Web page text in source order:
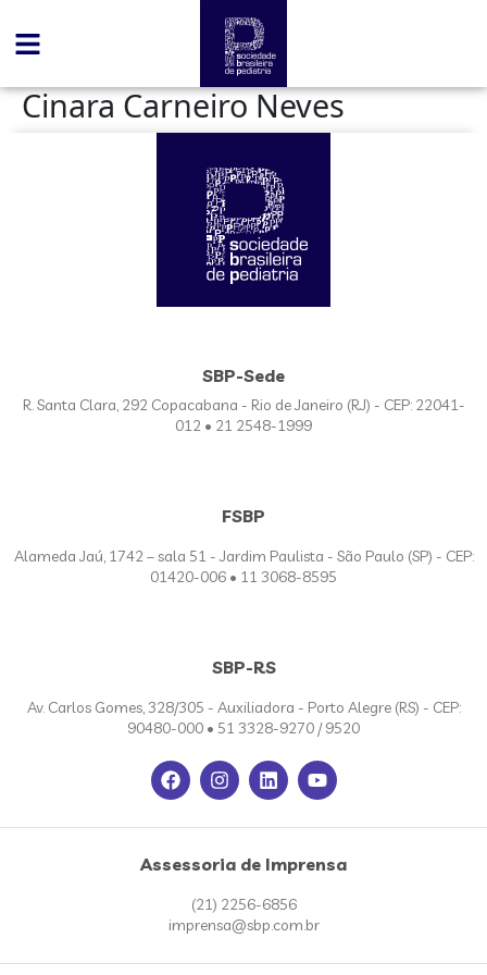
Cinara Carneiro Neves
SBP-Sede
R. Santa Clara, 292 Copacabana - Rio de Janeiro (RJ) - CEP: 22041-
012 • 21 2548-1999
FSBP
Alameda Jaú, 1742 – sala 51 - Jardim Paulista - São Paulo (SP) - CEP:
01420-006 • 11 3068-8595
SBP-RS
Av. Carlos Gomes, 328/305 - Auxiliadora - Porto Alegre (RS) - CEP:
90480-000 • 51 3328-9270 / 9520
Assessoria de Imprensa
(21) 2256-6856
imprensa@sbp.com.br